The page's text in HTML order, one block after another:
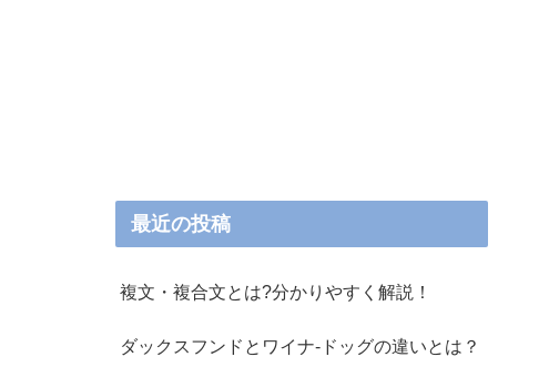
最近の投稿
複文・複合文とは?分かりやすく解説！
ダックスフンドとワイナ-ドッグの違いとは？